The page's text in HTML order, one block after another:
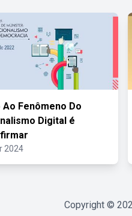
Ao Fenômeno Do
Digital é
2024
Copyright ©